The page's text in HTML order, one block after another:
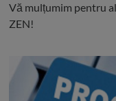
Vă mulțumim pentru
ZEN!